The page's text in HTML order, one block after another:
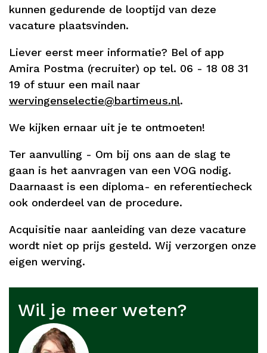
kunnen gedurende de looptijd van deze
vacature plaatsvinden.
Liever eerst meer informatie? Bel of app
Amira Postma (recruiter) op tel. 06 - 18 08 31
19 of stuur een mail naar
wervingenselectie@bartimeus.nl.
We kijken ernaar uit je te ontmoeten!
Ter aanvulling - Om bij ons aan de slag te
gaan is het aanvragen van een VOG nodig.
Daarnaast is een diploma- en referentiecheck
ook onderdeel van de procedure.
Acquisitie naar aanleiding van deze vacature
wordt niet op prijs gesteld. Wij verzorgen onze
eigen werving.
Wil je meer weten?